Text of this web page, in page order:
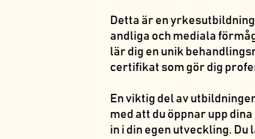
Detta är en
andliga och mediala
lär dig en unik
certifikat som gör dig
En viktig del av
med att du öppnar upp
in i din egen utveckling.